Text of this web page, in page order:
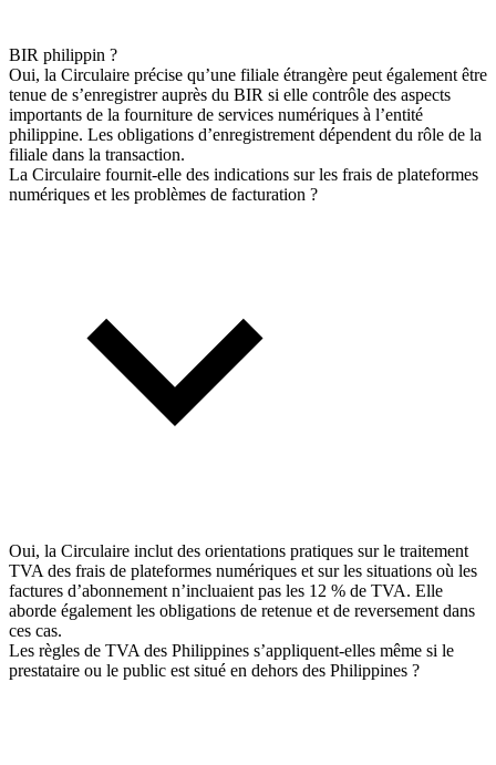
BIR philippin ?
Oui, la Circulaire précise qu’une filiale étrangère peut également être
tenue de s’enregistrer auprès du BIR si elle contrôle des aspects
importants de la fourniture de services numériques à l’entité
philippine. Les obligations d’enregistrement dépendent du rôle de la
filiale dans la transaction.
La Circulaire fournit-elle des indications sur les frais de plateformes
numériques et les problèmes de facturation ?
Oui, la Circulaire inclut des orientations pratiques sur le traitement
TVA des frais de plateformes numériques et sur les situations où les
factures d’abonnement n’incluaient pas les 12 % de TVA. Elle
aborde également les obligations de retenue et de reversement dans
ces cas.
Les règles de TVA des Philippines s’appliquent-elles même si le
prestataire ou le public est situé en dehors des Philippines ?